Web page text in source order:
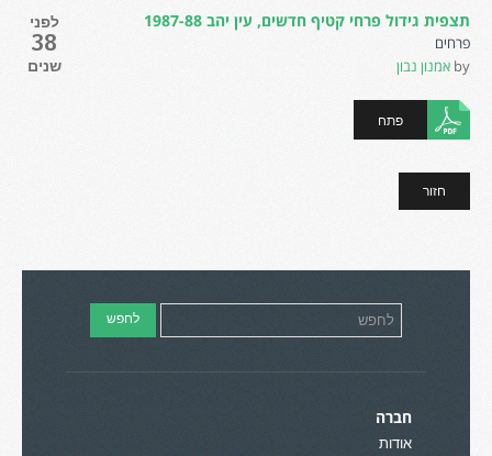
לפני
38
שנים
תצפית גידול פרחי קטיף חדשים, עין יהב 1987-88
פרחים
by אמנון נבון
פתח
חזור
חברה
אודות